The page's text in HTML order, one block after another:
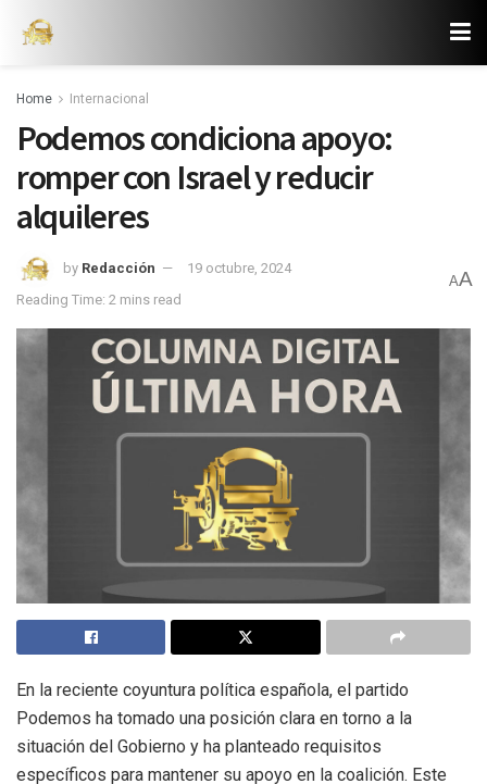
Home Internacional
Podemos condiciona apoyo:
romper con Israel y reducir
alquileres
by Redacción
19 octubre, 2024
Reading Time: 2 mins read
AA
En la reciente coyuntura política española, el partido
Podemos ha tomado una posición clara en torno a la
situación del Gobierno y ha planteado requisitos
específicos para mantener su apoyo en la coalición. Este